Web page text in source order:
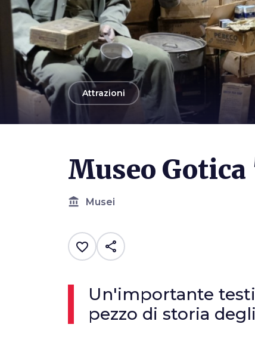
arrow_back
Attrazioni
Museo
account_balance Musei
favorite_border share
Un'importante
pezzo di storia